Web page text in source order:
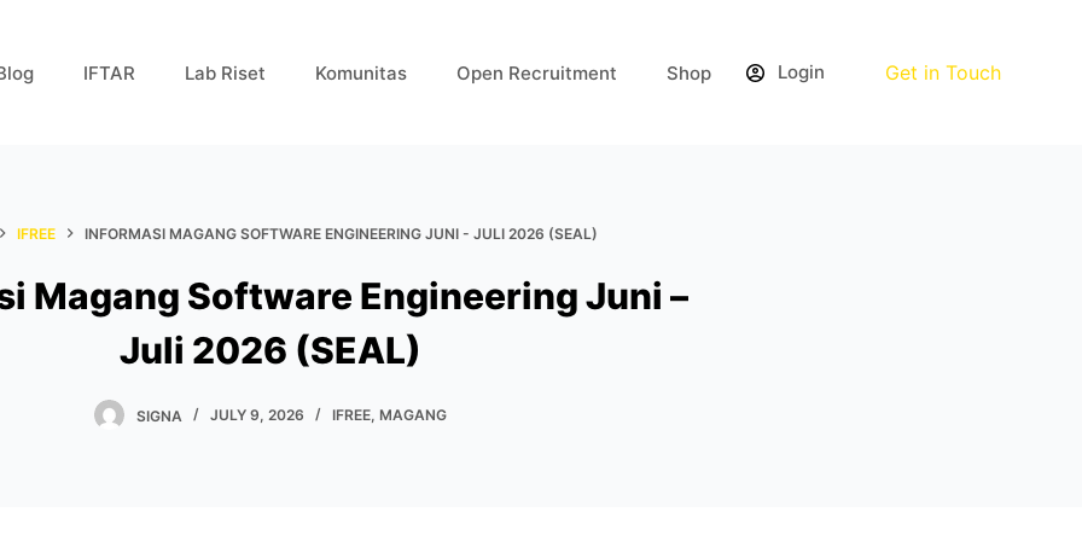
IFTAR Lab Riset Komunitas Open Recruitment Shop Login Get in Touch
IFREE INFORMASI MAGANG SOFTWARE ENGINEERING JUNI - JULI 2026 (SEAL)
Magang Software Engineering Juni –
Juli 2026 (SEAL)
SIGNA JULY 9, 2026 IFREE, MAGANG